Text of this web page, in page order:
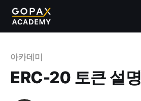
아카데미
ERC-20 토큰 설명